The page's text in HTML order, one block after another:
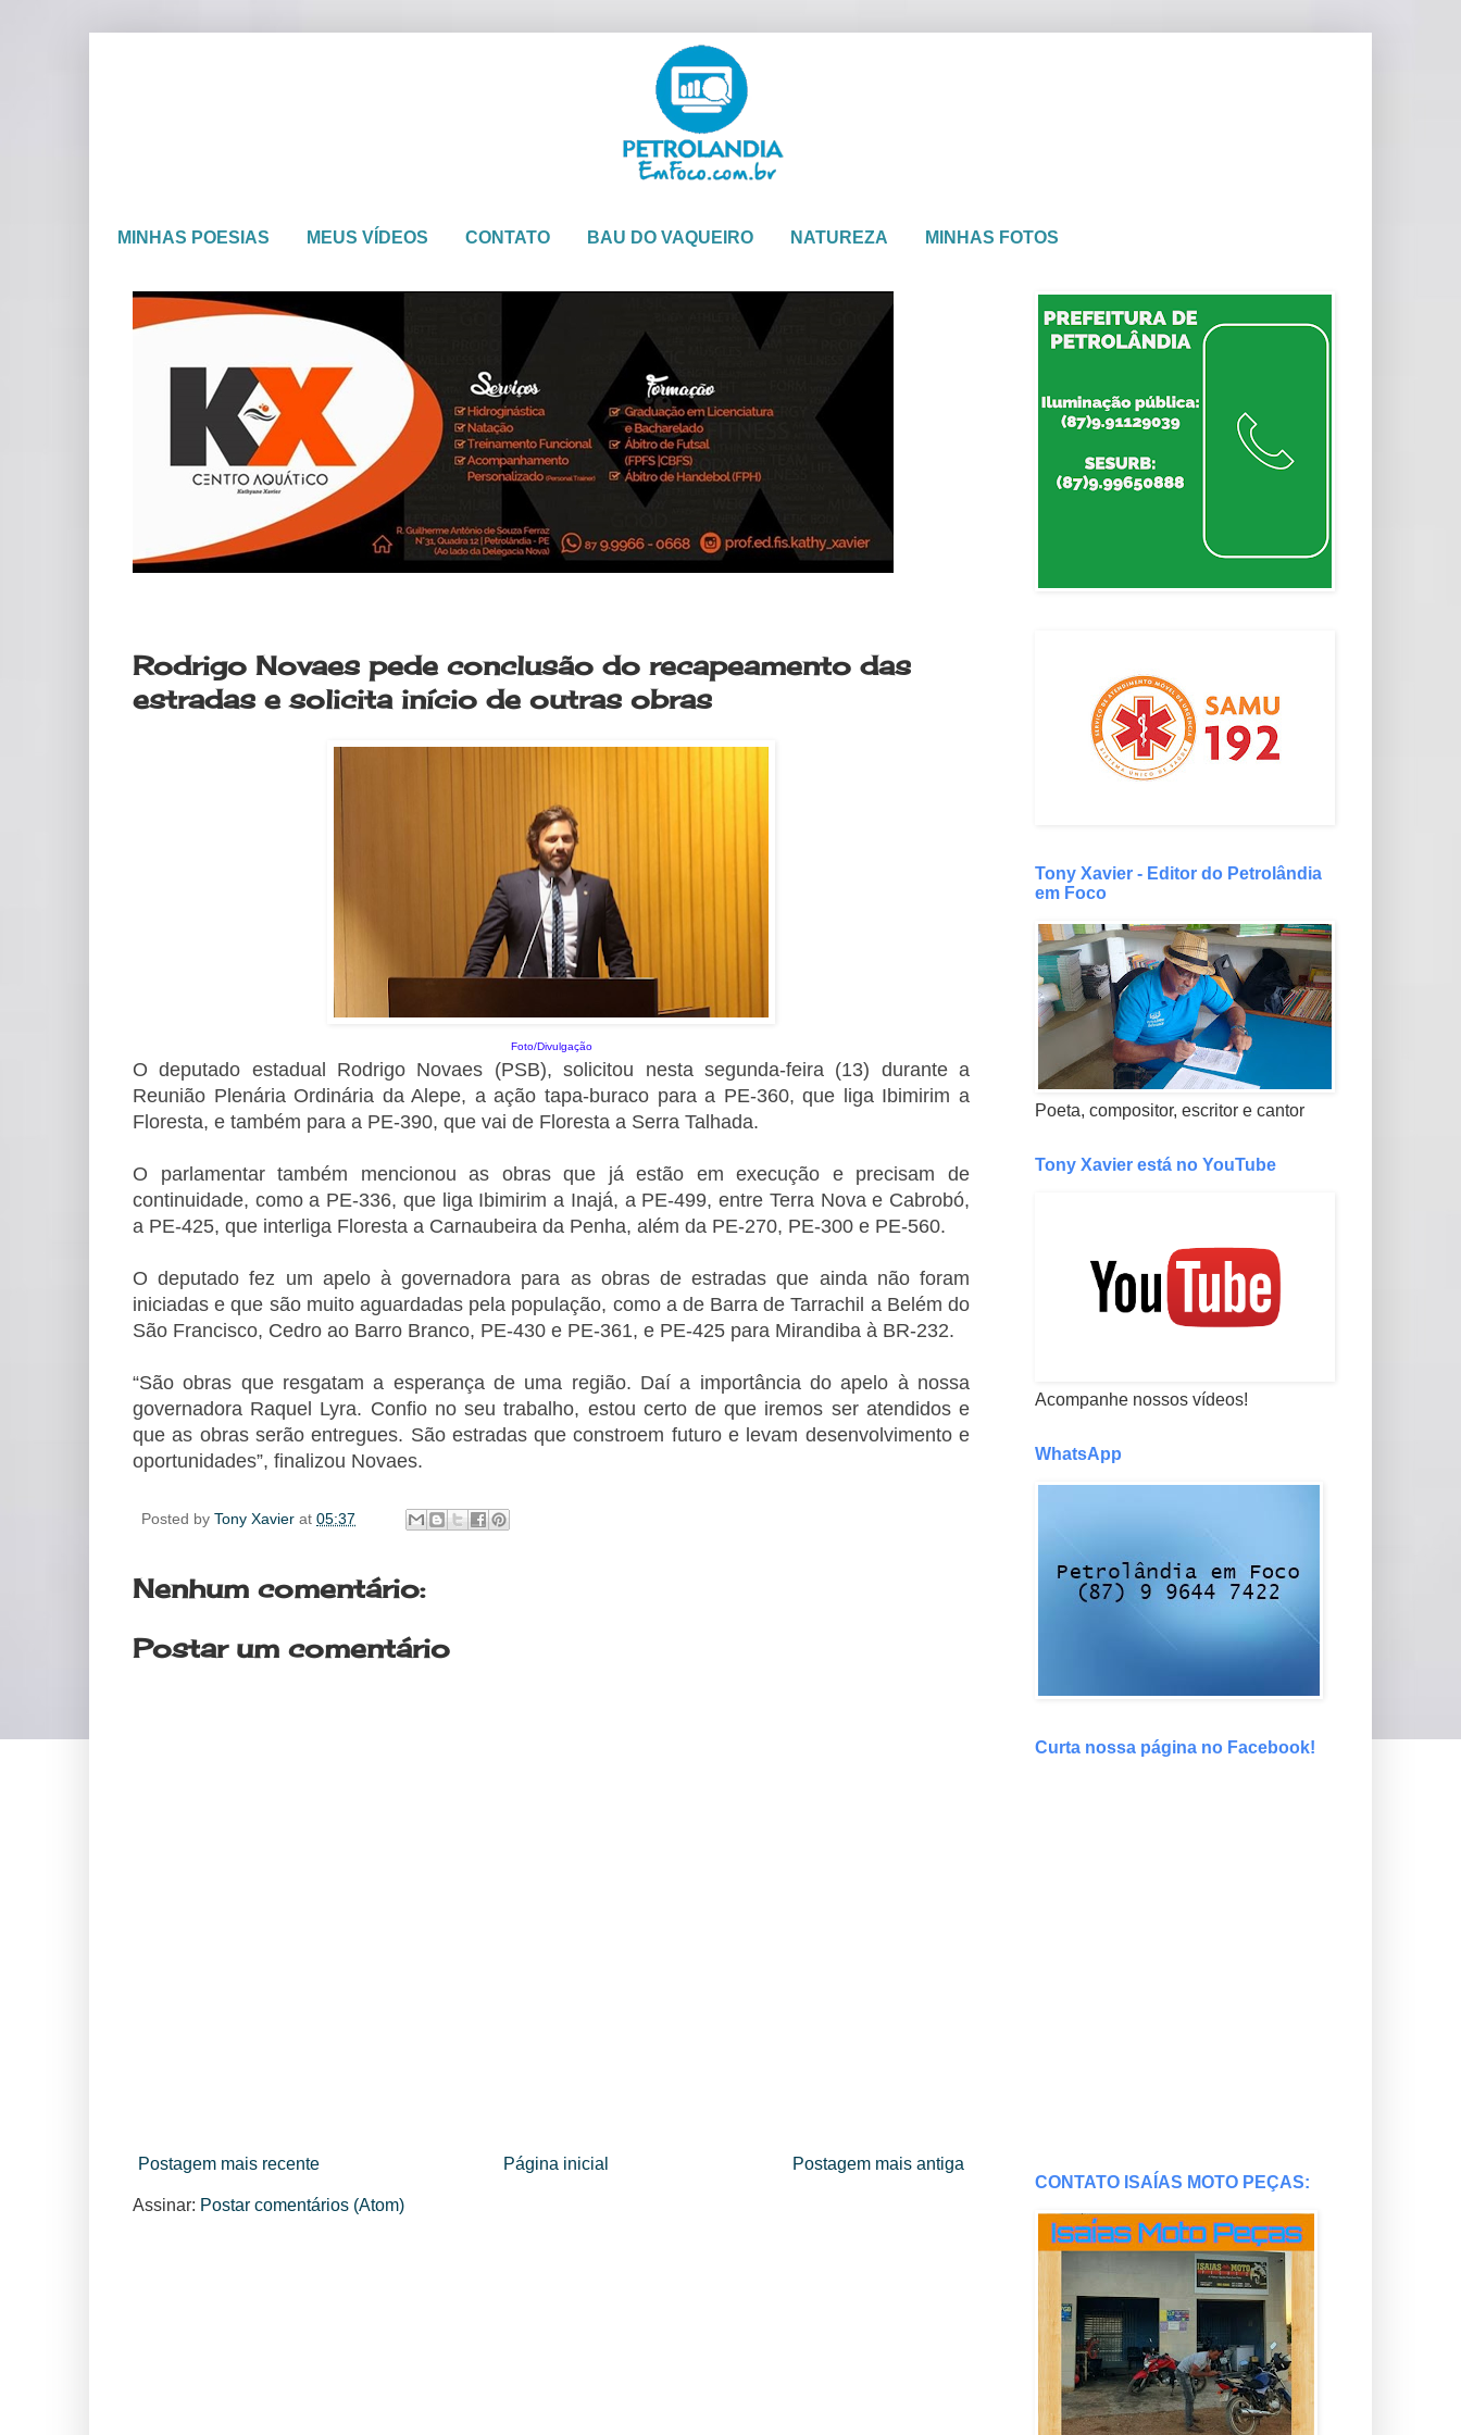
MINHAS POESIAS MEUS VÍDEOS CONTATO BAU DO VAQUEIRO NATUREZA MINHAS FOTOS
Rodrigo Novaes pede conclusão do recapeamento das
estradas e solicita início de outras obras
Foto/Divulgação
O deputado estadual Rodrigo Novaes (PSB), solicitou nesta segunda-feira (13) durante a
Reunião Plenária Ordinária da Alepe, a ação tapa-buraco para a PE-360, que liga Ibimirim a
Floresta, e também para a PE-390, que vai de Floresta a Serra Talhada.
O parlamentar também mencionou as obras que já estão em execução e precisam de
continuidade, como a PE-336, que liga Ibimirim a Inajá, a PE-499, entre Terra Nova e Cabrobó,
a PE-425, que interliga Floresta a Carnaubeira da Penha, além da PE-270, PE-300 e PE-560.
O deputado fez um apelo à governadora para as obras de estradas que ainda não foram
iniciadas e que são muito aguardadas pela população, como a de Barra de Tarrachil a Belém do
São Francisco, Cedro ao Barro Branco, PE-430 e PE-361, e PE-425 para Mirandiba à BR-232.
“São obras que resgatam a esperança de uma região. Daí a importância do apelo à nossa
governadora Raquel Lyra. Confio no seu trabalho, estou certo de que iremos ser atendidos e
que as obras serão entregues. São estradas que constroem futuro e levam desenvolvimento e
oportunidades”, finalizou Novaes.
Posted by Tony Xavier at 05:37
Nenhum comentário:
Postar um comentário
Postagem mais recente Postagem mais antiga
Página inicial
Assinar: Postar comentários (Atom)
Tony Xavier - Editor do Petrolândia
em Foco
Poeta, compositor, escritor e cantor
Tony Xavier está no YouTube
Acompanhe nossos vídeos!
WhatsApp
Curta nossa página no Facebook!
CONTATO ISAÍAS MOTO PEÇAS: